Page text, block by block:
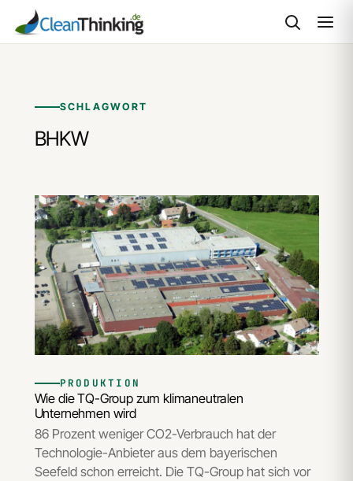
SCHLAGWORT
BHKW
PRODUKTION
Wie die TQ-Group zum klimaneutralen
Unternehmen wird
86 Prozent weniger CO2-Verbrauch hat der
Technologie-Anbieter aus dem bayerischen
Seefeld schon erreicht. Die TQ-Group hat sich vor